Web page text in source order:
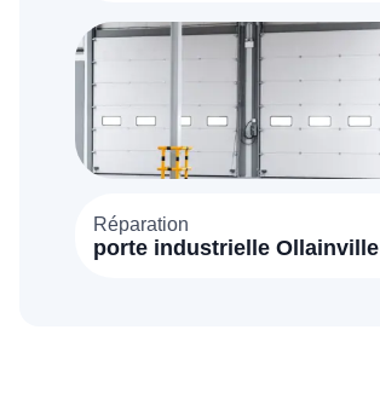
Réparation
porte industrielle Ollainville